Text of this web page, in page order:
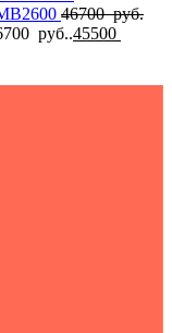
46700руб.
руб..45500